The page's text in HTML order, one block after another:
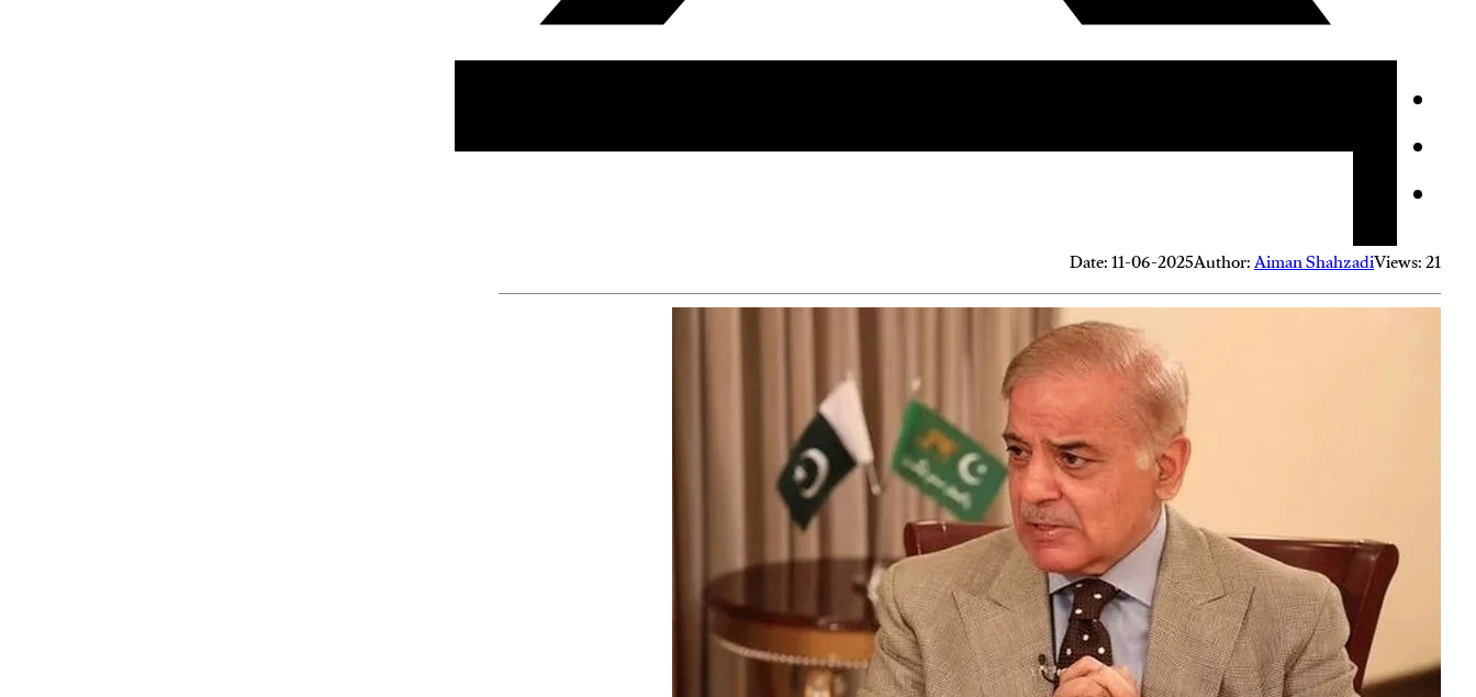
Date: 11-06-2025Author:Aiman ShahzadiViews: 21